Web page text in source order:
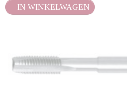
IN WINKELWAGEN